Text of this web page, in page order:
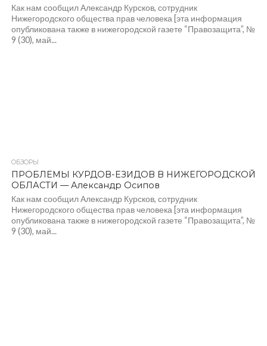
Как нам сообщил Александр Курсков, сотрудник
Нижегородского общества прав человека [эта информация
опубликована также в нижегородской газете “Правозащита”, №
9 (30), май...
ОБЗОРЫ
ПРОБЛЕМЫ КУРДОВ-ЕЗИДОВ В НИЖЕГОРОДСКОЙ
ОБЛАСТИ — Александр Осипов
Как нам сообщил Александр Курсков, сотрудник
Нижегородского общества прав человека [эта информация
опубликована также в нижегородской газете “Правозащита”, №
9 (30), май...